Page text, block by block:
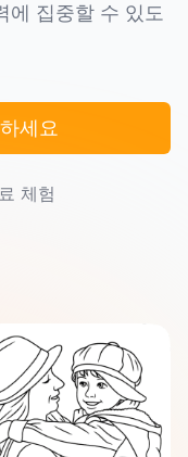
에 집중할 수 있도
세요
체험